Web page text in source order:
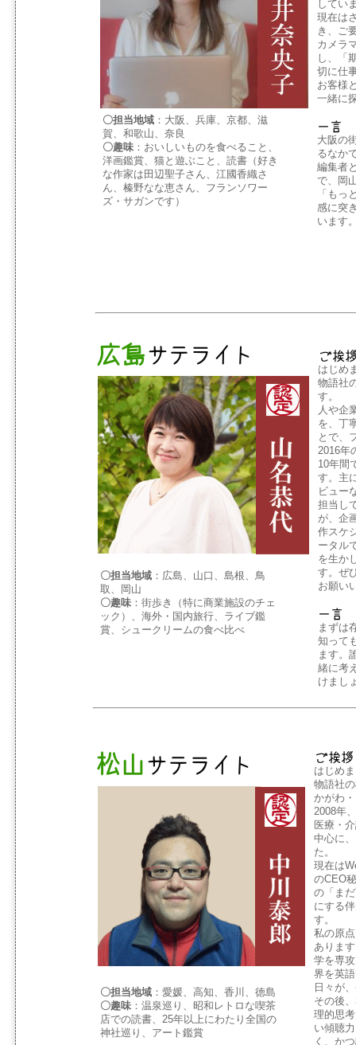
してい
現在は
き、ご
カメラ
し、「
切に仕
お客様
一緒に
大阪の
るなか
編集者
で、岡
「もっ
感に突
います
〇担当地域：大阪、兵庫、京都、滋
賀、和歌山、奈良
〇趣味：おいしいものを食べること、
洋画鑑賞、猫と遊ぶこと、読書（好き
な作家は田辺聖子さん、江國香織さ
ん、榛野なな恵さん、フランソワー
ズ・サガンです）
はじめ
物語社
す。
人や企
を、丁
とで、
2016年
10年間
す。主
ビュー
担当し
が、企
作スケ
ータル
を生か
す。ぜ
お願い
まずは
知って
ます。
緒に考
けまし
〇担当地域：広島、山口、島根、鳥
取、岡山
〇趣味：街歩き（特に商業施設のチェ
ック）、海外・国内旅行、ライブ鑑
賞、シュークリームの食べ比べ
はじめ
物語社
かがわ
2008年
医療・
中心に
た。
現在は
のCEO
の「ま
にする
す。
私の原
ありま
学を専
界を英
日々が
その後
理的思
い傾聴
く、か
〇担当地域：愛媛、高知、香川、徳島
〇趣味：温泉巡り、昭和レトロな喫茶
店での読書、25年以上にわたり全国の
神社巡り、アート鑑賞